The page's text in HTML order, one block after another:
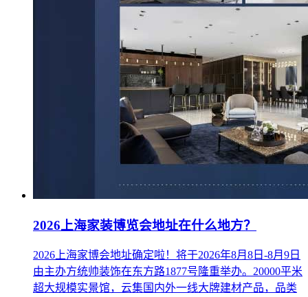
2026上海家装博览会地址在什么地方？
2026上海家博会地址确定啦！将于2026年8月8日-8月9日
由主办方统帅装饰在东方路1877号隆重举办。20000平米
超大规模实景馆，云集国内外一线大牌建材产品，品类